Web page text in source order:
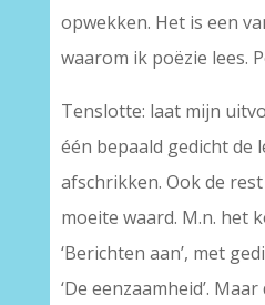
opwekken. Het is een
waarom ik poëzie lees.
Tenslotte: laat mijn
één bepaald gedicht de
afschrikken. Ook de
moeite waard. M.n. het
‘Berichten aan’, met
‘De eenzaamheid’.